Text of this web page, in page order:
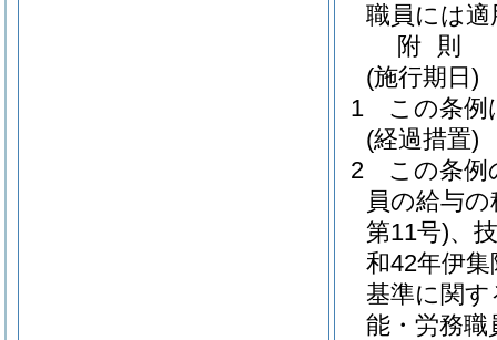
職員には
附 則
(施行期日)
1
この条例
(経過措置)
2
この条例
員の給与
第11号)、
和42年伊
基準に関す
能・労務